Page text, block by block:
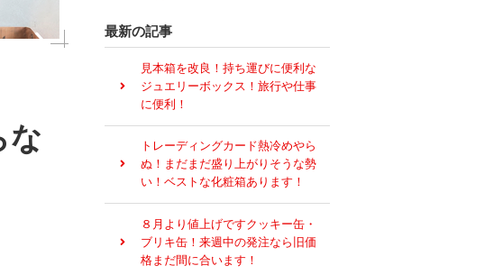
な
最新の記事
見本箱を改良！持ち運びに便利な
ジュエリーボックス！旅行や仕事
に便利！
トレーディングカード熱冷めやら
ぬ！まだまだ盛り上がりそうな勢
い！ベストな化粧箱あります！
８月より値上げですクッキー缶・
ブリキ缶！来週中の発注なら旧価
格まだ間に合います！